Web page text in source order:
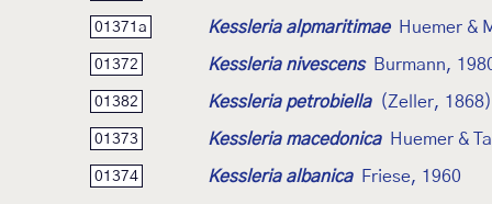
01371a Kessleria alpmaritimae Huemer &
01372 Kessleria nivescens Burmann,
01382 Kessleria petrobiella (Zeller, 1868)
01373 Kessleria macedonica Huemer &
01374 Kessleria albanica Friese, 1960